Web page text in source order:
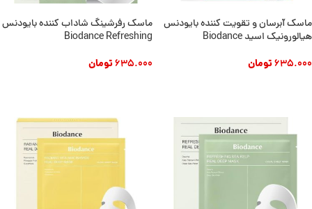
ماسک آبرسان و تقویت کننده بایودنس
هیالورونیک اسید Biodance
635.000تومان
ماسک رفرشینگ شاداب کننده بایودنس
Biodance Refreshing
635.000تومان